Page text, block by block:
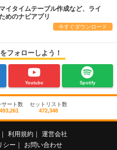
イタイムテーブル作成など、ライ
めのナビアプリ
今すぐダウンロード
フォローしよう！
Youtube Spotify
サート数
セットリスト数
472,348
利用規約
運営会社
シー
お問い合わせ